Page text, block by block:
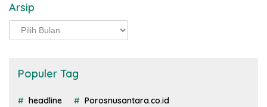
Arsip
Arsip
Populer Tag
headline Porosnusantara.co.id